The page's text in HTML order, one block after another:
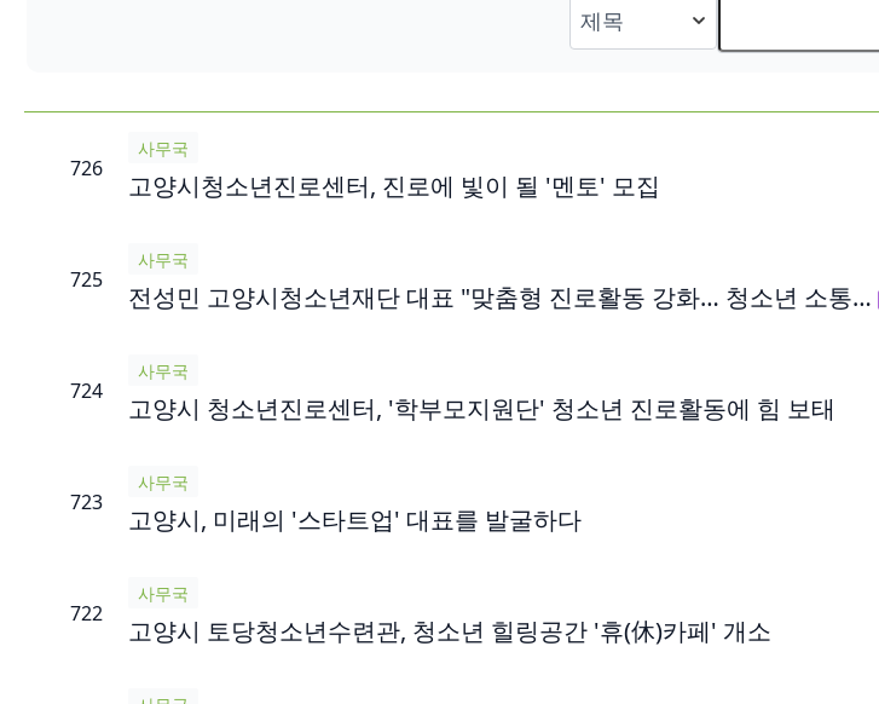
726
사무국
고양시청소년진로센터, 진로에 빛이 될 '멘토' 모집
725
사무국
전성민 고양시청소년재단 대표 "맞춤형 진로활동 강화… 청소년 소통…
724
사무국
고양시 청소년진로센터, '학부모지원단' 청소년 진로활동에 힘 보태
723
사무국
고양시, 미래의 '스타트업' 대표를 발굴하다
722
사무국
고양시 토당청소년수련관, 청소년 힐링공간 '휴(休)카페' 개소